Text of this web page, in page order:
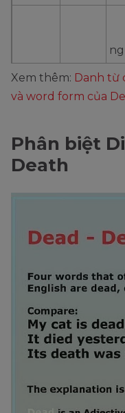
Death /deθ/
Xem thêm: Danh từ
và word form của
Phân biệt
Death